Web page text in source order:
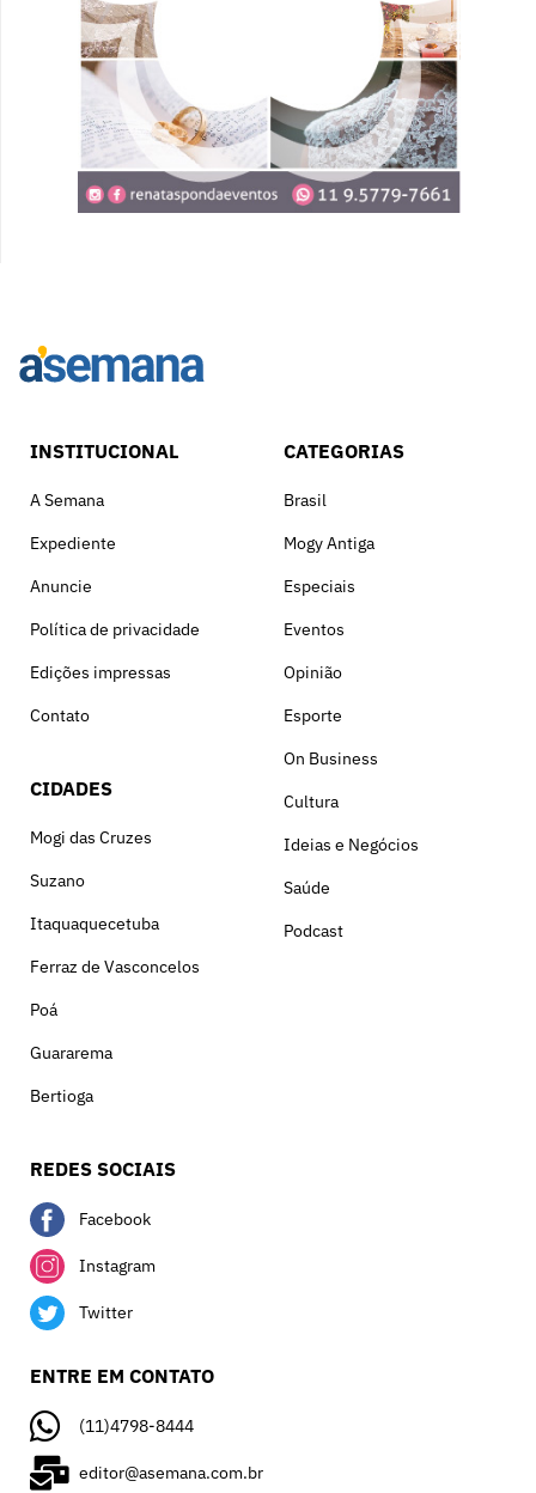
INSTITUCIONAL
A Semana
Expediente
Anuncie
Política de privacidade
Edições impressas
Contato
CIDADES
Mogi das Cruzes
Suzano
Itaquaquecetuba
Ferraz de Vasconcelos
Poá
Guararema
Bertioga
CATEGORIAS
Brasil
Mogy Antiga
Especiais
Eventos
Opinião
Esporte
On Business
Cultura
Ideias e Negócios
Saúde
Podcast
REDES SOCIAIS
Facebook
Instagram
Twitter
ENTRE EM CONTATO
(11)4798-8444
editor@asemana.com.br